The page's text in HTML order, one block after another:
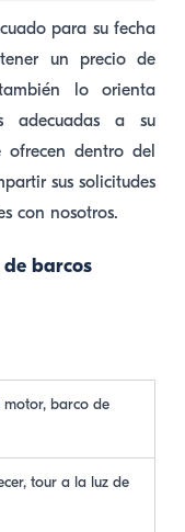
para su fecha
un precio de
lo orienta
adecuadas a su
ofrecen dentro del
sus solicitudes
con nosotros.
de barcos
barco de
tour a la luz de